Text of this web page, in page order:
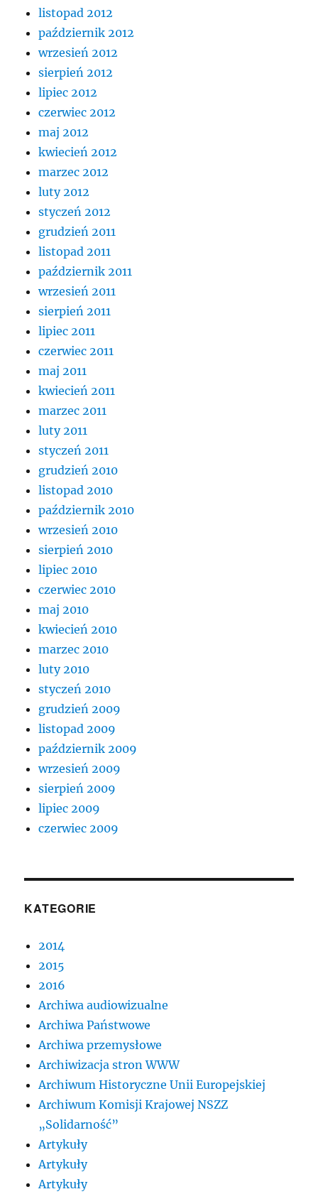
listopad 2012
październik 2012
wrzesień 2012
sierpień 2012
lipiec 2012
czerwiec 2012
maj 2012
kwiecień 2012
marzec 2012
luty 2012
styczeń 2012
grudzień 2011
listopad 2011
październik 2011
wrzesień 2011
sierpień 2011
lipiec 2011
czerwiec 2011
maj 2011
kwiecień 2011
marzec 2011
luty 2011
styczeń 2011
grudzień 2010
listopad 2010
październik 2010
wrzesień 2010
sierpień 2010
lipiec 2010
czerwiec 2010
maj 2010
kwiecień 2010
marzec 2010
luty 2010
styczeń 2010
grudzień 2009
listopad 2009
październik 2009
wrzesień 2009
sierpień 2009
lipiec 2009
czerwiec 2009
KATEGORIE
2014
2015
2016
Archiwa audiowizualne
Archiwa Państwowe
Archiwa przemysłowe
Archiwizacja stron WWW
Archiwum Historyczne Unii Europejskiej
Archiwum Komisji Krajowej NSZZ
„Solidarność”
Artykuły
Artykuły
Artykuły